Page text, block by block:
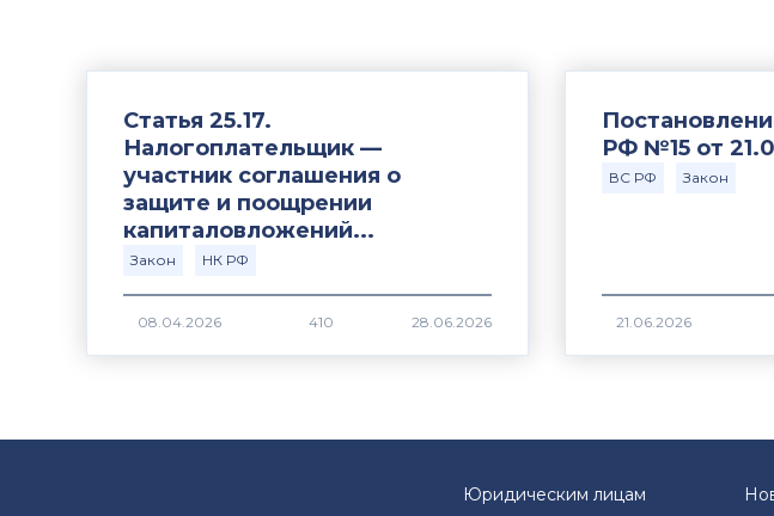
Статья 25.17.
Налогоплательщик —
участник соглашения о
защите и поощрении
капиталовложений...
Закон НК РФ
410
РФ №15 от
ВС РФ Закон
Юридическим лицам